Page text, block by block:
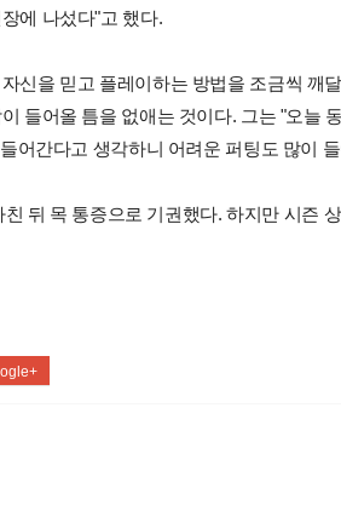
에 나섰다"고 했다.
신을 믿고 플레이하는 방법을 조금씩 깨
들어올 틈을 없애는 것이다. 그는 "오늘
어간다고 생각하니 어려운 퍼팅도 많이
뒤 목 통증으로 기권했다. 하지만 시즌